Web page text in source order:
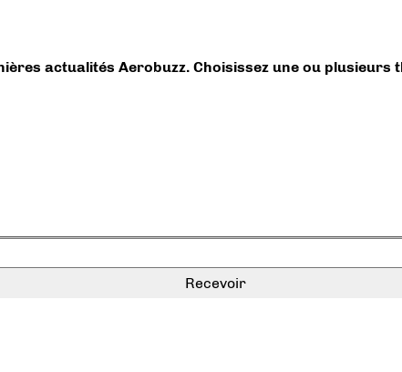
actualités Aerobuzz. Choisissez une ou plusieurs